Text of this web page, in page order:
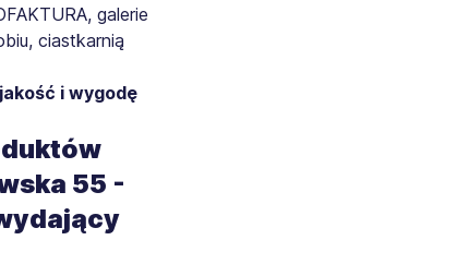
galerie
ciastkarnią
i wygodę
55 -